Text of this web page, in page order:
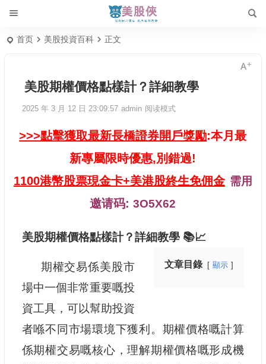
首页 美股投資百科 正文
美股期權價格點樣計？詳細教學
2025 年 3 月 12 日 23:09:57 admin 阅读模式
>>>點擊獲取最新長橋證券開戶獎勵:本月最
新專屬限時優惠,別錯過!
1100港幣股票現金卡+美港股終生免佣金 需用
邀请码:3O5X62
美股期權價格點樣計？詳細教學 📚📈
文章目錄 顯示
期權交易係美股市
場中一個非常重要嘅投
資工具，可以幫助投資
者喺不同市場環境下獲利。期權價格嘅計算
係期權交易嘅核心，理解期權價格嘅形成機